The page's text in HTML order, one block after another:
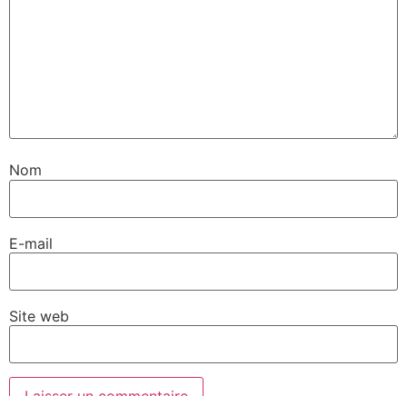
Nom
E-mail
Site web